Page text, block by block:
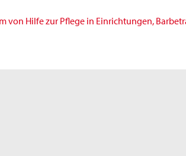
von Hilfe zur Pflege in Einrichtungen,